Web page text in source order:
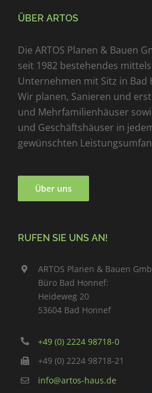
ÜBER ARTOS
Die ARTOS Planen & Bauen
seit 1982 bestehendes
Unternehmen mit Sitz in Bad
Wir planen, Sanieren und
und Mehrfamilienhäuser
und Geschäftshäuser in
gewünschten
Über uns
RUFEN SIE UNS AN!
ARTOS Planen & Bauen
Büro Bad Honnef:
Heideweg 20
53604 Bad Honnef
+49 (0) 2224 98718-0
+49 (0) 2224 98718-21
info@artos-haus.de